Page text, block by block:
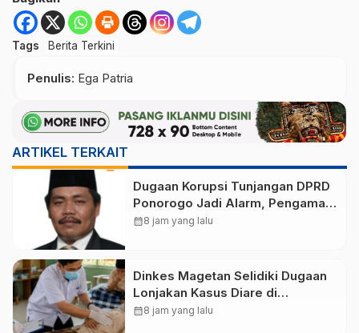
Tags Berita Terkini
Penulis: Ega Patria
ARTIKEL TERKAIT
Dugaan Korupsi Tunjangan DPRD
Ponorogo Jadi Alarm, Pengamat
Minta Magetan Perkuat Tata
calendar_month8 jam yang lalu
Dinkes Magetan Selidiki Dugaan
Lonjakan Kasus Diare di
Lembeyan, Lakukan Penyelidikan
calendar_month8 jam yang lalu